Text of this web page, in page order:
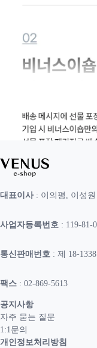
대표이사: 이의평, 이성원
사업자등록번호 : 119-81-
통신판매번호 : 제 18-1338
팩스 : 02-869-5613
공지사항
자주 묻는 질문
1:1문의
개인정보처리방침